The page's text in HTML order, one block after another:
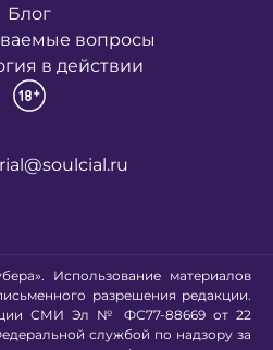
Блог
вопросы
в действии
Использование материалов
разрешения редакции.
СМИ Эл № ФС77-88669 от 22
службой по надзору за